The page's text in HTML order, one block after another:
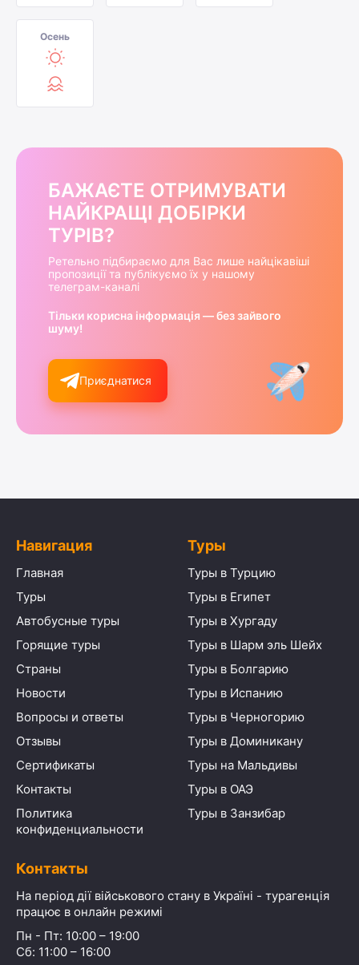
Осень
БАЖАЄТЕ ОТРИМУВАТИ
НАЙКРАЩІ ДОБІРКИ
ТУРІВ?
Ретельно підбираємо для Вас лише найцікавіші
пропозиції та публікуємо їх у нашому
телеграм-каналі
Тільки корисна інформація — без зайвого
шуму!
Приєднатися
Навигация
Главная
Туры
Автобусные туры
Горящие туры
Страны
Новости
Вопросы и ответы
Отзывы
Сертификаты
Контакты
Политика
конфиденциальности
Туры
Туры в Турцию
Туры в Египет
Туры в Хургаду
Туры в Шарм эль Шейх
Туры в Болгарию
Туры в Испанию
Туры в Черногорию
Туры в Доминикану
Туры на Мальдивы
Туры в ОАЭ
Туры в Занзибар
Контакты
На період дії військового стану в Україні - турагенція
працює в онлайн режимі
Пн - Пт: 10:00 – 19:00
Сб: 11:00 – 16:00